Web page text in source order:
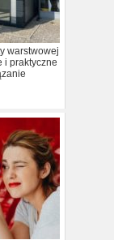
warstwowej
i praktyczne